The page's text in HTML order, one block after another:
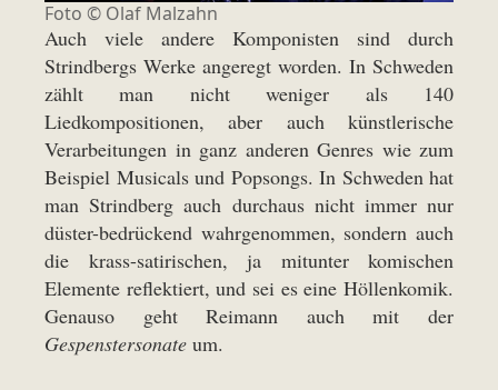
Foto © Olaf Malzahn
Auch viele andere Komponisten sind durch
Strindbergs Werke angeregt worden. In Schweden
zählt man nicht weniger als 140
Liedkompositionen, aber auch künstlerische
Verarbeitungen in ganz anderen Genres wie zum
Beispiel Musicals und Popsongs. In Schweden hat
man Strindberg auch durchaus nicht immer nur
düster-bedrückend wahrgenommen, sondern auch
die krass-satirischen, ja mitunter komischen
Elemente reflektiert, und sei es eine Höllenkomik.
Genauso geht Reimann auch mit der
Gespenstersonate um.